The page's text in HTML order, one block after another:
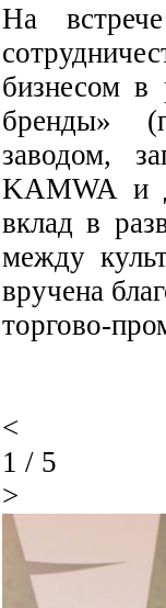
На
бизнесом
бренды»
заводом,
KAMWA и
вклад в
между
вручена
торгово-
<
1 / 5
>